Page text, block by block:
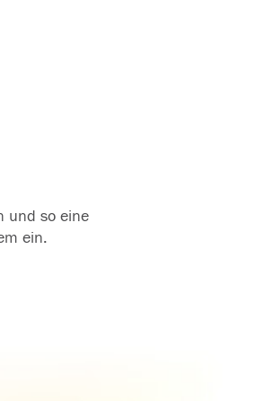
und so eine
ein.